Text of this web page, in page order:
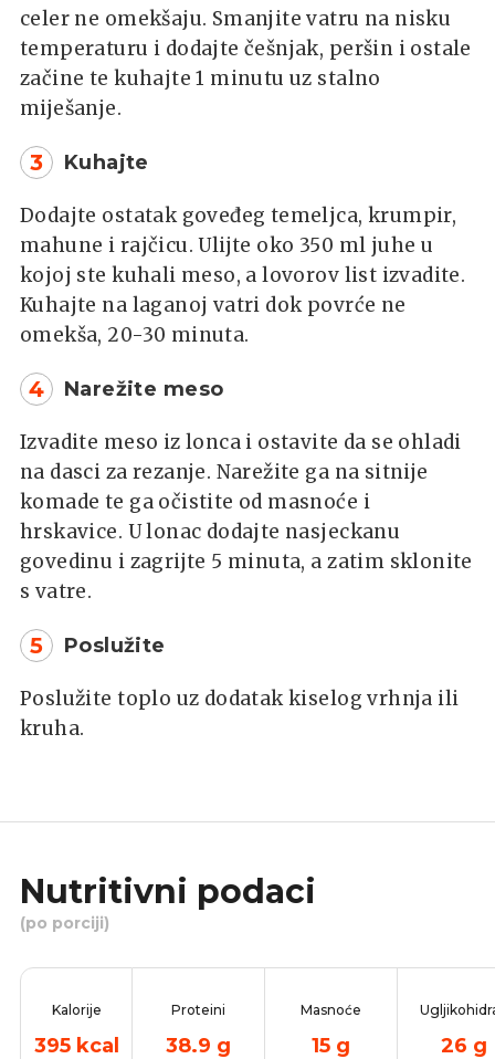
celer ne omekšaju. Smanjite vatru na nisku
temperaturu i dodajte češnjak, peršin i ostale
začine te kuhajte 1 minutu uz stalno
miješanje.
3 Kuhajte
Dodajte ostatak goveđeg temeljca, krumpir,
mahune i rajčicu. Ulijte oko 350 ml juhe u
kojoj ste kuhali meso, a lovorov list izvadite.
Kuhajte na laganoj vatri dok povrće ne
omekša, 20-30 minuta.
4 Narežite meso
Izvadite meso iz lonca i ostavite da se ohladi
na dasci za rezanje. Narežite ga na sitnije
komade te ga očistite od masnoće i
hrskavice. U lonac dodajte nasjeckanu
govedinu i zagrijte 5 minuta, a zatim sklonite
s vatre.
5 Poslužite
Poslužite toplo uz dodatak kiselog vrhnja ili
kruha.
Nutritivni podaci
(po porciji)
Kalorije
395 kcal
Proteini
38.9 g
Masnoće
15 g 26 g